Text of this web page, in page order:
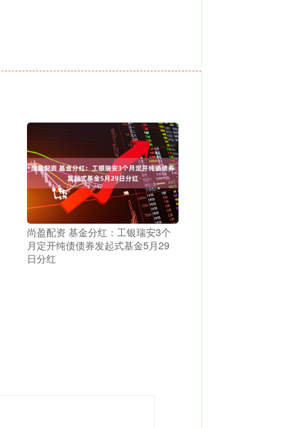
尚盈配资 基金分红：工银瑞安3个
月定开纯债债券发起式基金5月29
日分红